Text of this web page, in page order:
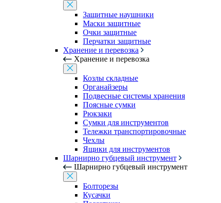
Защитные наушники
Маски защитные
Очки защитные
Перчатки защитные
Хранение и перевозка
Хранение и перевозка
Козлы складные
Органайзеры
Подвесные системы хранения
Поясные сумки
Рюкзаки
Сумки для инструментов
Тележки транспортировочные
Чехлы
Ящики для инструментов
Шарнирно губцевый инструмент
Шарнирно губцевый инструмент
Болторезы
Кусачки